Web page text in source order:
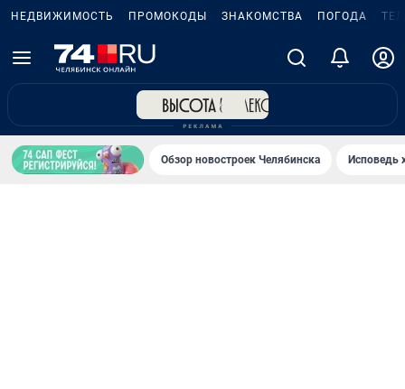
НЕДВИЖИМОСТЬ ПРОМОКОДЫ ЗНАКОМСТВА ПОГОДА
Обзор новостроек Челябинска Исповедь